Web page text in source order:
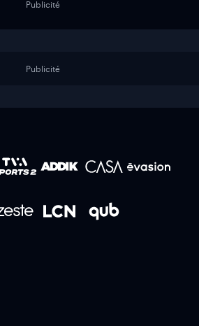
Publicité
Publicité